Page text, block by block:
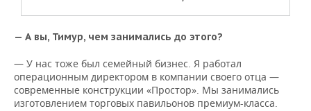
— А вы, Тимур, чем занимались до этого?
— У нас тоже был семейный бизнес. Я работал
операционным директором в компании своего отца —
современные конструкции «Простор». Мы занимались
изготовлением торговых павильонов премиум-класса.